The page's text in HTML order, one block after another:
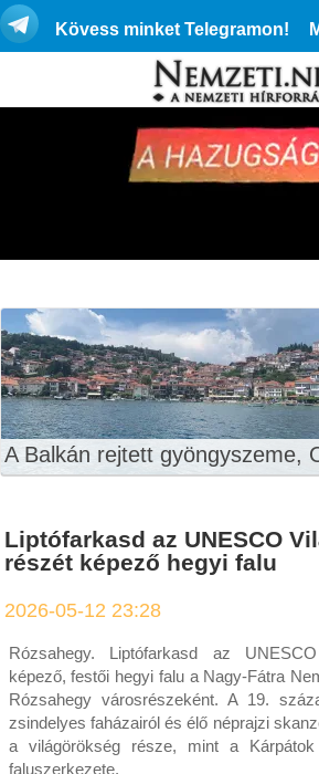
Kövess minket Telegramon!
A Balkán rejtett gyöngyszeme,
Liptófarkasd az UNESCO
részét képező hegyi falu
2026-05-12 23:28
Rózsahegy. Liptófarkasd az
képező, festői hegyi falu a Nagy-Fátra
Rózsahegy városrészeként. A 19.
zsindelyes faházairól és élő néprajzi
a világörökség része, mint a
faluszerkezete.